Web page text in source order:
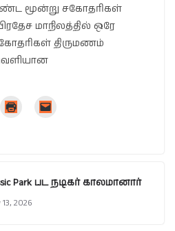
மூன்று சகோதரிகள்
மாநிலத்தில் ஒரே
திருமணம்
Park பட நடிகர் காலமானார்
2026